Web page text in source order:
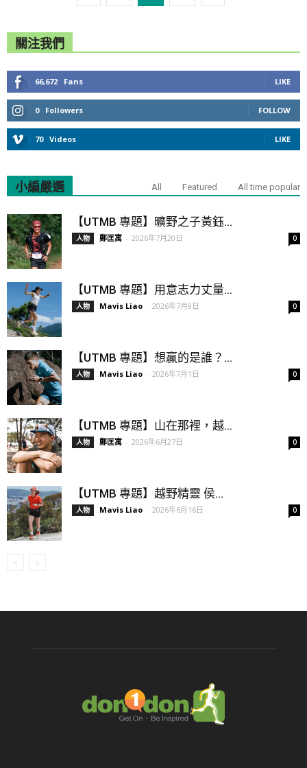
關注我們
66,672 Fans LIKE
0 Followers FOLLOW
70 Videos LIKE
小編嚴選 All Featured All time popular
【UTMB 專題】曠野之子黃鈺...
人物 鄭匡寓 - 2026年7月20日 0
【UTMB 專題】用意志力丈量...
人物 Mavis Liao - 2026年7月9日 0
【UTMB 專題】想贏的是誰？...
人物 Mavis Liao - 2026年7月1日 0
【UTMB 專題】山在那裡，越...
人物 鄭匡寓 - 2026年6月27日 0
【UTMB 專題】越野精靈 侯...
人物 Mavis Liao - 2026年6月16日 0